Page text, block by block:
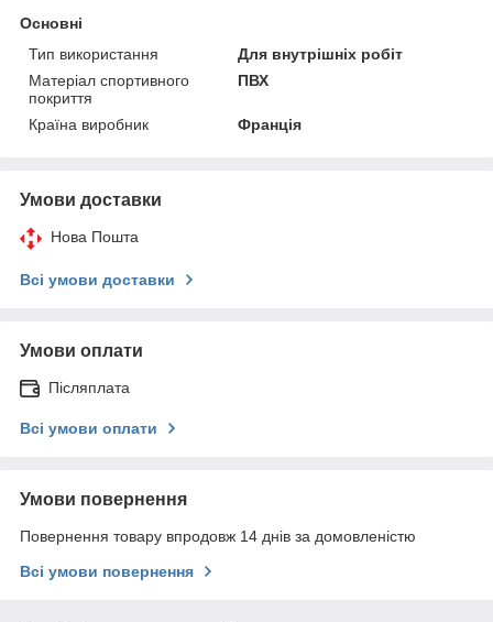
Основні
Тип використання
Для внутрішніх робіт
Матеріал спортивного
покриття
ПВХ
Країна виробник Франція
Умови доставки
Нова Пошта
Всі умови доставки
Умови оплати
Післяплата
Всі умови оплати
Умови повернення
Повернення товару впродовж 14 днів за домовленістю
Всі умови повернення